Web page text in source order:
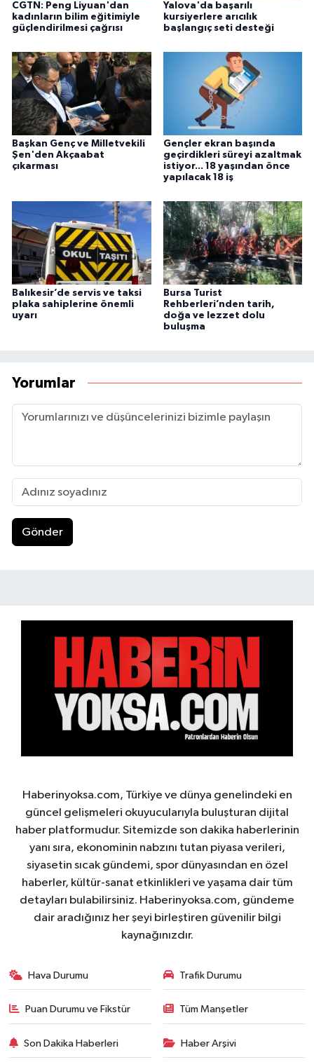
CGTN: Peng Liyuan'dan
kadınların bilim eğitimiyle
güçlendirilmesi çağrısı
Yalova'da başarılı
kursiyerlere arıcılık
başlangıç seti desteği
Başkan Genç ve Milletvekili
Şen'den Akçaabat
çıkarması
Gençler ekran başında
geçirdikleri süreyi azaltmak
istiyor... 18 yaşından önce
yapılacak 18 iş
Balıkesir’de servis ve taksi
plaka sahiplerine önemli
uyarı
Bursa Turist
Rehberleri’nden tarih,
doğa ve lezzet dolu
buluşma
Yorumlar
Gönder
Haberinyoksa.com, Türkiye ve dünya genelindeki en
güncel gelişmeleri okuyucularıyla buluşturan dijital
haber platformudur. Sitemizde son dakika haberlerinin
yanı sıra, ekonominin nabzını tutan piyasa verileri,
siyasetin sıcak gündemi, spor dünyasından en özel
haberler, kültür-sanat etkinlikleri ve yaşama dair tüm
detayları bulabilirsiniz. Haberinyoksa.com, gündeme
dair aradığınız her şeyi birleştiren güvenilir bilgi
kaynağınızdır.
Hava Durumu Trafik Durumu
Puan Durumu ve Fikstür Tüm Manşetler
Son Dakika Haberleri Haber Arşivi